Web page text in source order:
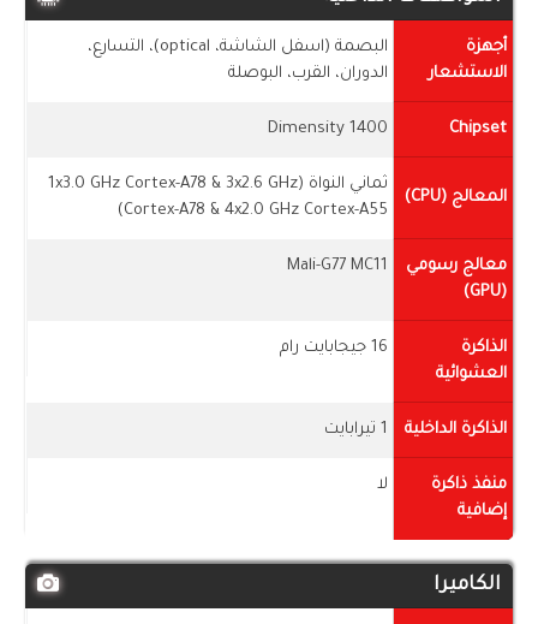
أجهزة
الاستشعار
البصمة (اسفل الشاشة، optical)، التسارع،
الدوران، القرب، البوصلة
Chipset
Dimensity 1400
المعالج (CPU)
ثماني النواة (1x3.0 GHz Cortex-A78 & 3x2.6 GHz
Cortex-A78 & 4x2.0 GHz Cortex-A55)
معالج رسومي
(GPU)
Mali-G77 MC11
الذاكرة
العشوائية
16 جيجابايت رام
الذاكرة الداخلية 1 تيرابايت
منفذ ذاكرة
إضافية
لا
الكاميرا